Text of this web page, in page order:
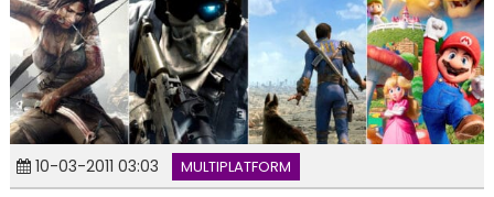
10-03-2011 03:03 MULTIPLATFORM